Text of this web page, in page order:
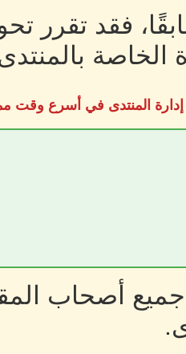
فقد تقرر
إدارة المنتدى في أسرع وقت
أصحاب